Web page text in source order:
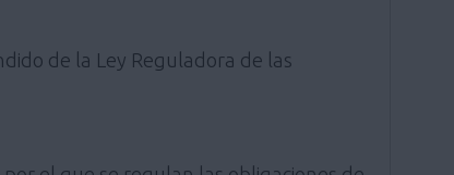
de la Ley Reguladora de las